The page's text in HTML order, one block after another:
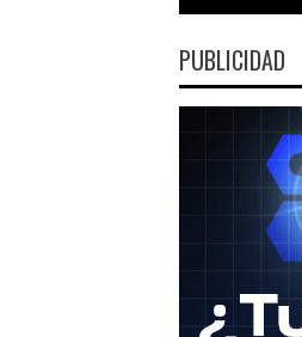
PUBLICIDAD